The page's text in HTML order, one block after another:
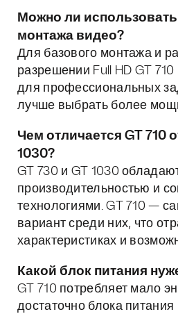
Можно ли использовать
монтажа видео?
Для базового монтажа и
разрешении Full HD GT
для профессиональных
лучше выбрать более
Чем отличается GT 710
1030?
GT 730 и GT 1030
производительностью и
технологиями. GT 710 —
вариант среди них, что
характеристиках и
Какой блок питания
GT 710 потребляет мало
достаточно блока